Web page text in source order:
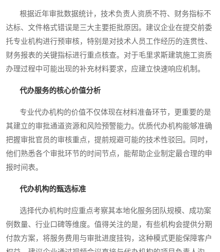
根据近年审批数据统计，技术负责人资质不符、财务指标不
达标、文件格式错误是三大主要拒批原因。建议企业在提交前委
托专业机构进行预审核，特别是对技术人员工作经历的连贯性、
财务报表的关键指标进行重点核查。对于毛里求斯建筑施工资质
办理过程中可能出现的补充材料要求，应建立快速响应机制。
代办服务的核心价值分析
专业代办机构的价值不仅体现在材料准备环节，更重要的是
其建立的审批通道资源和风险预警能力。优质代办机构能够准确
把握审批官员的审核重点，提前规避可能的技术性驳回。同时，
他们熟悉各个审批环节的时间节点，能帮助企业制定最合理的申
报时间表。
代办机构的甄选标准
选择代办机构时应重点考察其本地化服务团队规模、成功案
例数量、行业口碑等维度。值得关注的是，有些机构会提供分期
付款方案，将服务费用与审批进度挂钩，这种模式更能保障客户